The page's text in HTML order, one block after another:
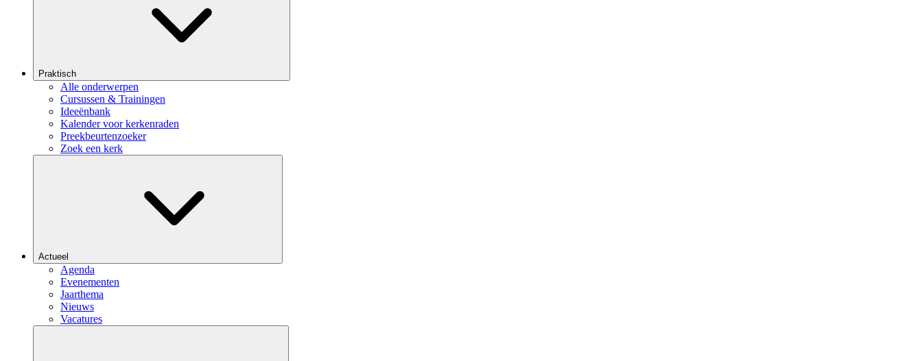
Praktisch
Alle onderwerpen
Cursussen & Trainingen
Ideeënbank
Kalender voor kerkenraden
Preekbeurtenzoeker
Zoek een kerk
Actueel
Agenda
Evenementen
Jaarthema
Nieuws
Vacatures